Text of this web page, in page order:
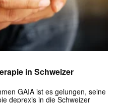
in Schweizer
GAIA ist es gelungen, seine
deprexis in die Schweizer